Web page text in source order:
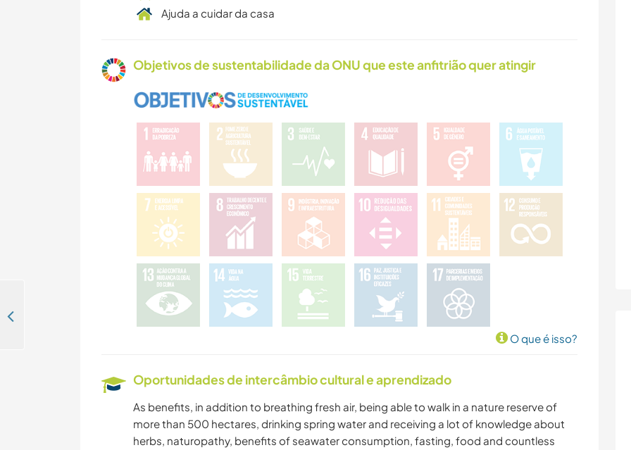
Ajuda a cuidar da casa
Objetivos de sustentabilidade da ONU que este anfitrião quer atingir
O que é isso?
Oportunidades de intercâmbio cultural e aprendizado
As benefits, in addition to breathing fresh air, being able to walk in a nature reserve of
more than 500 hectares, drinking spring water and receiving a lot of knowledge about
herbs, naturopathy, benefits of seawater consumption, fasting, food and countless